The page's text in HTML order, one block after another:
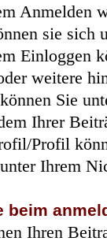
Anmelden
sie sich
Einloggen
weitere
Sie
Ihrer
Profil
Ihrem
beim
Ihren